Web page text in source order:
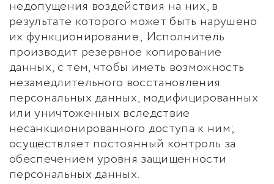
недопущения воздействия на них, в
результате которого может быть нарушено
их функционирование; Исполнитель
производит резервное копирование
данных, с тем, чтобы иметь возможность
незамедлительного восстановления
персональных данных, модифицированных
или уничтоженных вследствие
несанкционированного доступа к ним;
осуществляет постоянный контроль за
обеспечением уровня защищенности
персональных данных.